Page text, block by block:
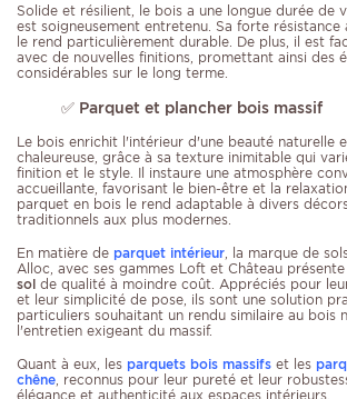
Solide et résilient, le bois a une longue durée de
est soigneusement entretenu. Sa forte résistance
le rend particulièrement durable. De plus, il est
avec de nouvelles finitions, promettant ainsi des
considérables sur le long terme.
✅ Parquet et plancher bois massif
Le bois enrichit l'intérieur d'une beauté naturelle
chaleureuse, grâce à sa texture inimitable qui
finition et le style. Il instaure une atmosphère
accueillante, favorisant le bien-être et la
parquet en bois le rend adaptable à divers
traditionnels aux plus modernes.
En matière de parquet intérieur , la marque de
Alloc, avec ses gammes Loft et Château
sol de qualité à moindre coût. Appréciés pour
et leur simplicité de pose, ils sont une solution
particuliers souhaitant un rendu similaire au bois
l'entretien exigeant du massif.
Quant à eux, les parquets bois massifs et les
chêne , reconnus pour leur pureté et leur
élégance et authenticité aux espaces intérieurs.